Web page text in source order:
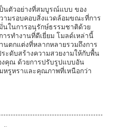
นตัวอย่างที่สมบูรณ์แบบ ของ
ามรอบคอบสิ่งแวดล้อมขณะที่การ
นในการอนุรักษ์ธรรมชาติด้วย
รทํางานที่ดีเยี่ยม โมลด์เหล่านี้
นตกแต่งที่หลากหลายรวมถึงการ
ะดับสร้างความสวยงามให้กับพื้น
คุณ ด้วยการปรับรูปแบบอัน
หรูหราและคุณภาพที่เหนือกว่า